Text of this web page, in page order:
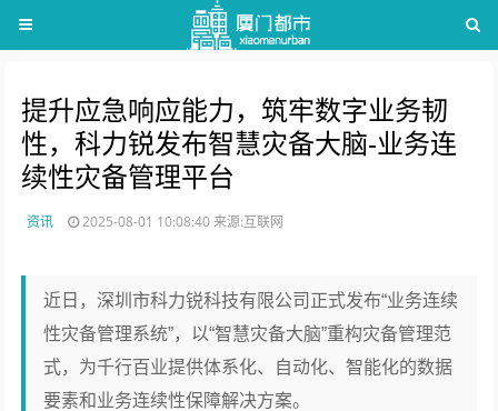
提升应急响应能力，筑牢数字业务韧
性，科力锐发布智慧灾备大脑-业务连
续性灾备管理平台
资讯 2025-08-01 10:08:40来源:互联网
近日，深圳市科力锐科技有限公司正式发布“业务连续
性灾备管理系统”，以“智慧灾备大脑”重构灾备管理范
式，为千行百业提供体系化、自动化、智能化的数据
要素和业务连续性保障解决方案。